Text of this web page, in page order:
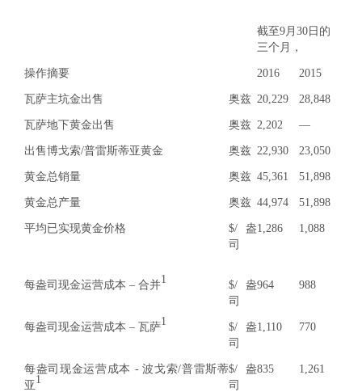
截至9月30日的
三个月，
操作摘要 2016 2015
瓦萨主坑金出售 奥兹 20,229 28,848
瓦萨地下黄金出售 奥兹 2,202 —
出售博戈索/普雷斯蒂亚黄金 奥兹 22,930 23,050
黄金总销量 奥兹 45,361 51,898
黄金总产量 奥兹 44,974 51,898
平均已实现黄金价格
$/盎
司
1,286 1,088
每盎司现金运营成本 – 合并1
$/盎
司
964 988
每盎司现金运营成本 – 瓦萨1
$/盎
司
1,110 770
每盎司现金运营成本 - 波戈索/普雷斯蒂
亚1
$/盎
司
835 1,261